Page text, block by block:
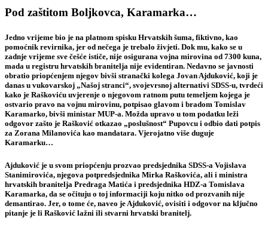
Pod zaštitom Boljkovca, Karamarka…
Jedno vrijeme bio je na platnom spisku Hrvatskih šuma, fiktivno, kao
pomoćnik revirnika, jer od nečega je trebalo živjeti. Dok mu, kako se u
zadnje vrijeme sve češće ističe, nije osigurana vojna mirovina od 7300 kuna,
mada u registru hrvatskih branitelja nije evidentiran. Nedavno se javnosti
obratio priopćenjem njegov bivši stranački kolega Jovan Ajduković, koji je
danas u vukovarskoj „Našoj stranci“, svojevrsnoj alternativi SDSS-u, tvrdeći
kako je Raškoviću uvjerenje o njegovom ratnom putu temeljem kojega je
ostvario pravo na vojnu mirovinu, potpisao glavom i bradom Tomislav
Karamarko, bivši ministar MUP-a. Možda upravo u tom podatku leži
odgovor zašto je Rašković otkazao „poslušnost“ Pupovcu i odbio dati potpis
za Zorana Milanovića kao mandatara. Vjerojatno više duguje
Karamarku…
Ajduković je u svom priopćenju prozvao predsjednika SDSS-a Vojislava
Stanimirovića, njegova potpredsjednika Mirka Raškovića, ali i ministra
hrvatskih branitelja Predraga Matića i predsjednika HDZ-a Tomislava
Karamarka, da se očituju o toj informaciji koju nitko od prozvanih nije
demantirao. Jer, o tome će, naveo je Ajduković, ovisiti i odgovor na ključno
pitanje je li Rašković lažni ili stvarni hrvatski branitelj.